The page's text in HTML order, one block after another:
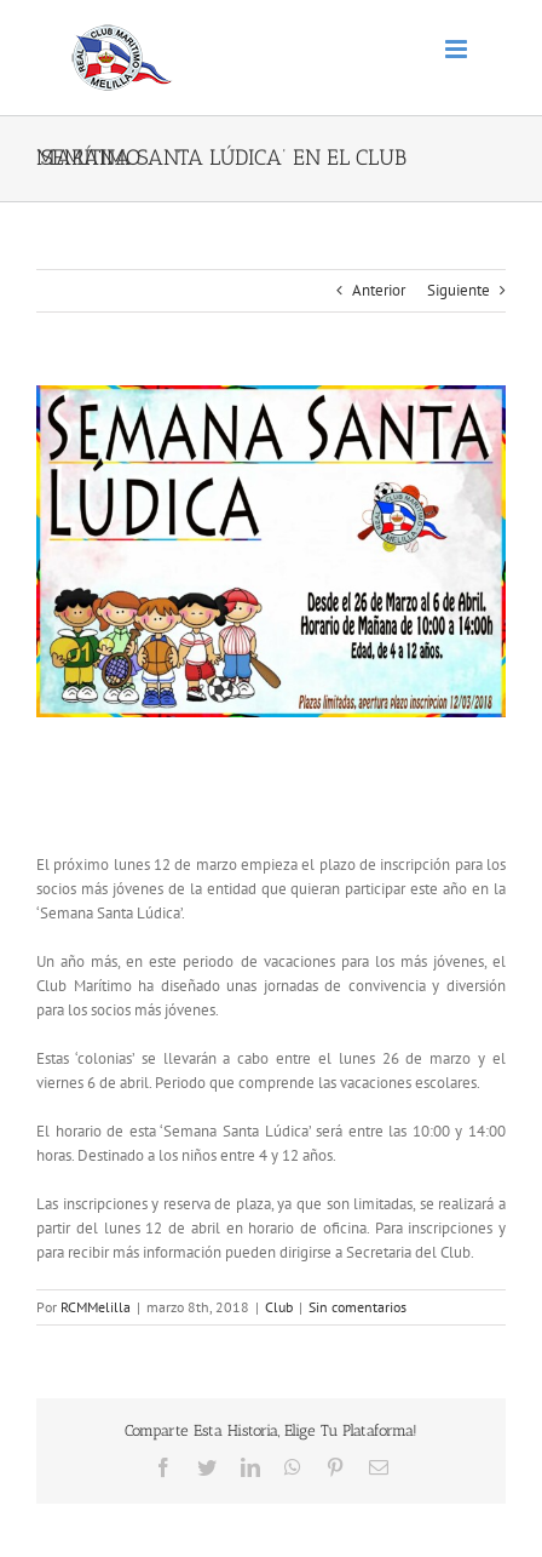
‘SEMANA SANTA LÚDICA’ EN EL CLUB MARÍTIMO
Anterior Siguiente
Ver
imagen
más
grande
El próximo lunes 12 de marzo empieza el plazo de inscripción para los
socios más jóvenes de la entidad que quieran participar este año en la
‘Semana Santa Lúdica’.
Un año más, en este periodo de vacaciones para los más jóvenes, el
Club Marítimo ha diseñado unas jornadas de convivencia y diversión
para los socios más jóvenes.
Estas ‘colonias’ se llevarán a cabo entre el lunes 26 de marzo y el
viernes 6 de abril. Periodo que comprende las vacaciones escolares.
El horario de esta ‘Semana Santa Lúdica’ será entre las 10:00 y 14:00
horas. Destinado a los niños entre 4 y 12 años.
Las inscripciones y reserva de plaza, ya que son limitadas, se realizará a
partir del lunes 12 de abril en horario de oficina. Para inscripciones y
para recibir más información pueden dirigirse a Secretaria del Club.
Por RCMMelilla | marzo 8th, 2018 | Club | Sin comentarios
Comparte Esta Historia, Elige Tu Plataforma!
Facebook
TwitterLinkedInWhatsApp
PinterestCorreo